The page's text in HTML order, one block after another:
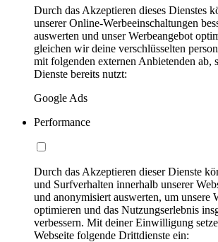
Durch das Akzeptieren dieses Dienstes
unserer Online-Werbeeinschaltungen
auswerten und unser Werbeangebot
gleichen wir deine verschlüsselten
mit folgenden externen Anbietenden ab,
Dienste bereits nutzt:
Google Ads
Performance
Durch das Akzeptieren dieser Dienste
und Surfverhalten innerhalb unserer
und anonymisiert auswerten, um unsere
optimieren und das Nutzungserlebnis
verbessern. Mit deiner Einwilligung
Webseite folgende Drittdienste ein: